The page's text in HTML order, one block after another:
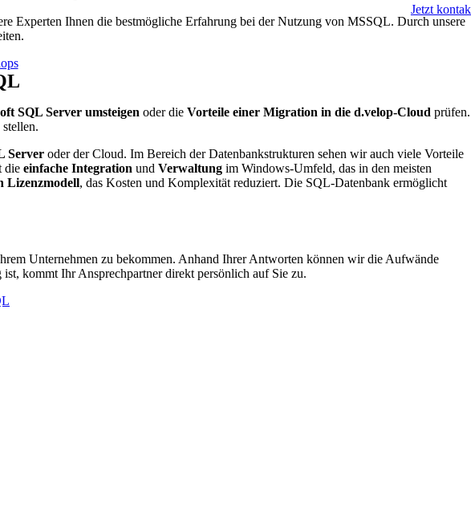
Jetzt
Experten Ihnen die bestmögliche Erfahrung bei der Nutzung von MSSQL. Durch unsere
SQL Server umsteigen oder dieVorteile einer Migration in die d.velop-Cloud prüfen.
Server oder der Cloud. Im Bereich der Datenbankstrukturen sehen wir auch viele Vorteile
dieeinfache Integration undVerwaltung im Windows-Umfeld, das in den meisten
Lizenzmodell, das Kosten und Komplexität reduziert. Die SQL-Datenbank ermöglicht
Unternehmen zu bekommen. Anhand Ihrer Antworten können wir die Aufwände
kommt Ihr Ansprechpartner direkt persönlich auf Sie zu.